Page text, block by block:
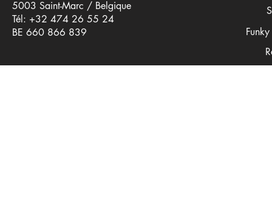
5003 Saint-Marc / Belgique
Tél: +32 474 26 55 24
BE 660 866 839